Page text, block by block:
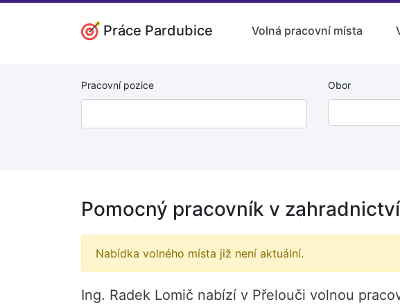
Práce Pardubice Volná pracovní místa
Pracovní pozice Obor
Pomocný pracovník v
Nabídka volného místa již není aktuální.
Ing. Radek Lomič nabízí v Přelouči volnou